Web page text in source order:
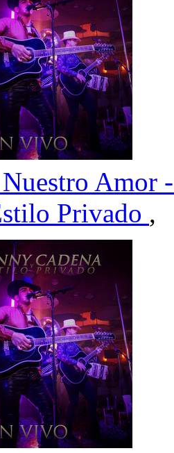
Nuestro
Privado ,